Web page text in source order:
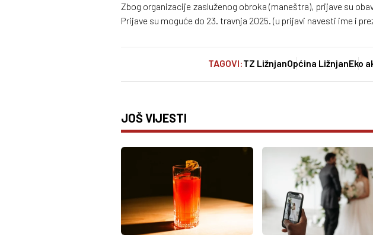
Zbog organizacije zasluženog obroka (maneštra), prijave su
Prijave su moguće do 23. travnja 2025. (u prijavi navesti ime i
TAGOVI:TZ LižnjanOpćina LižnjanEko
JOŠ VIJESTI